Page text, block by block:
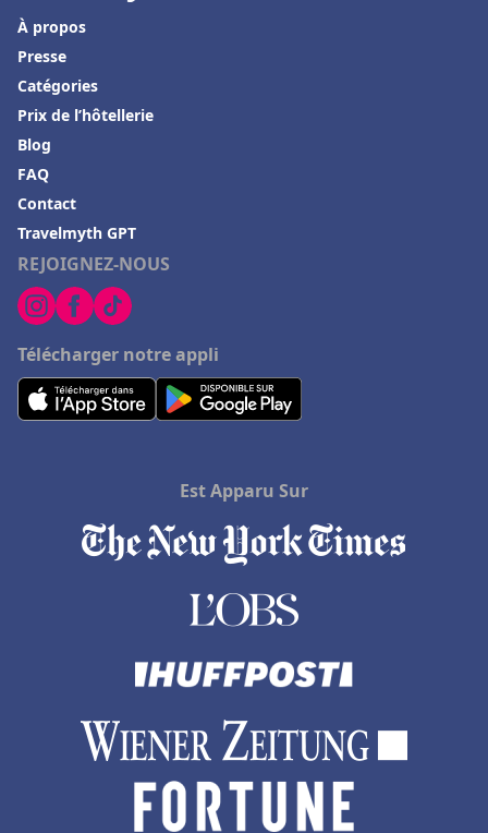
REJOIGNEZ-NOUS
Télécharger notre appli
À propos
Presse
Catégories
Prix de l’hôtellerie
Blog
FAQ
Contact
Travelmyth GPT
Est Apparu Sur